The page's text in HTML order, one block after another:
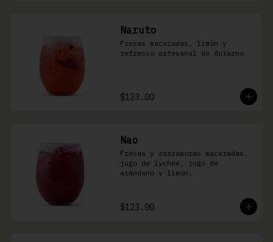
Naruto
Fresas maceradas, limón y
refresco artesanal de durazno
$123.00
Nao
Fresas y zarzamoras maceradas,
jugo de lychee, jugo de
arándano y limón.
$123.00